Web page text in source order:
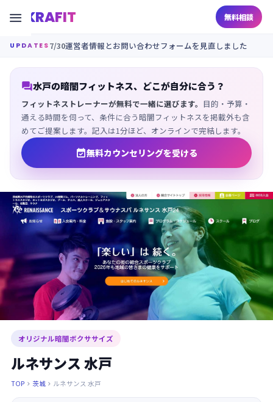
KRAFIT 無料相談

UPDATES 7/30運営者情報とお問い合わせフォームを見直しました
水戸の暗闇フィットネス、どこが自分に合う？
フィットネストレーナーが無料で一緒に選びます。 目的・予算・
通える時間を伺って、条件に合う暗闇フィットネスを掲載外も含
めてご提案します。記入は1分ほど、オンラインで完結します。
無料カウンセリングを受ける
オリジナル暗闇ボクササイズ
ルネサンス 水戸
TOP  茨城  ルネサンス 水戸